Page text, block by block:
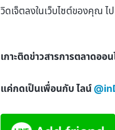
วิดเจ็ตลงในเว็บไซต์ของคุณ
เกาะติดข่าวสารการตลาดอ
แค่กดเป็นเพื่อนกับ ไลน์